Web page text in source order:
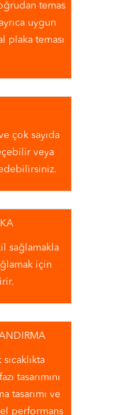
temas
uygun
plaka teması
çok sayıda
veya
sağlamakla
için
tasarımını
tasarımı ve
performans